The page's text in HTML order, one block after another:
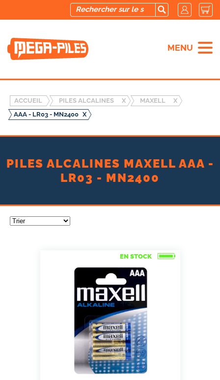
MENU
ACCUEIL PILES ALCALINES X MAXELL
X
AAA - LR03 - MN2400 X
PILES ALCALINES MAXELL AAA -
LR03 - MN2400
EN STOCK